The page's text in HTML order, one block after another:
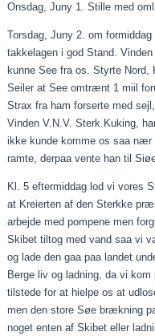
Onsdag,Juny 1. Stille med
Torsdag,Juny 2. om
takkelagen i god Stand.
kunne See fra os. Styrte Nord,
Seiler at Seeomtrænt 1miil
Strax fra hamforserte med
Vinden V.N.V.Sterk Kuking,
ikke kunde komme os saa nær
ramte,derpaavente han til
Kl. 5 eftermiddag lod vi vores
at Kreierten af denSterkke
arbejde medpompene men
Skibet tiltog med vand saa vi
og lade dengaa paalandet
Berge liv og ladning, da vi kom
tilstede for at hielpe os at
men den store Søe brækning
noget enten af Skibet eller